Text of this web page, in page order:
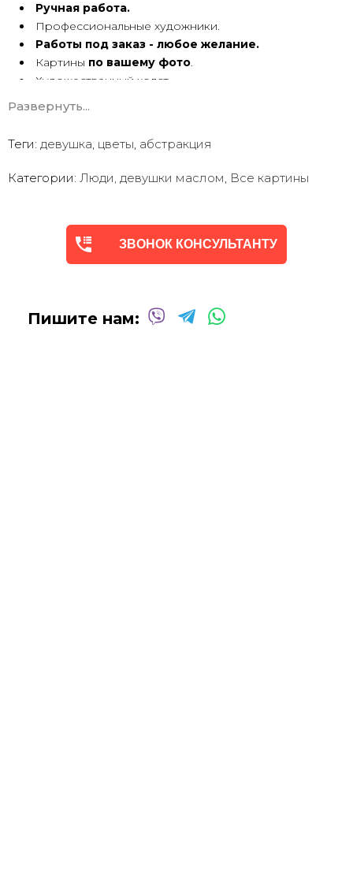
Ручная работа.
Профессиональные художники.
Работы под заказ - любое желание.
Картины по вашему фото.
Художественный холст.
Подрамник.
Картины ручной работы имеют особую энергетику. Они
создать желаемую атмосферу в вашем доме или офисе.
Квалифицированные и опытные художники используют
которые выдержат испытание временем.
Развернуть...
Теги: девушка, цветы, абстракция
Категории: Люди, девушки маслом, Все картины
ЗВОНОК КОНСУЛЬТАНТУ
Пишите нам: